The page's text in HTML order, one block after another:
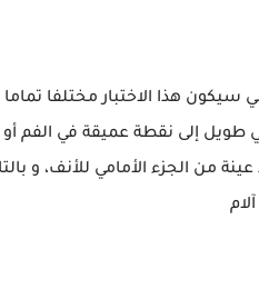
هذا الاختبار مختلفا تماما
طويل إلى نقطة عميقة في الفم
من الجزء الأمامي للأنف، و